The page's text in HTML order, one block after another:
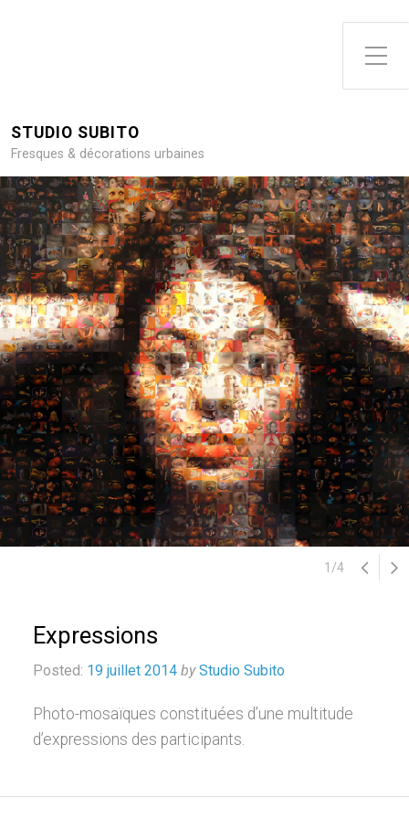
Toggle Side Menu
STUDIO SUBITO
Fresques & décorations urbaines
1 /4
Expressions
Posted: 19 juillet 2014 by Studio Subito
Photo-mosaïques constituées d’une multitude
d’expressions des participants.